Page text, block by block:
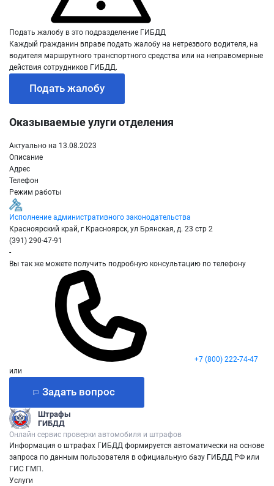
Подать жалобу в это подразделение ГИБДД
Каждый гражданин вправе подать жалобу на нетрезвого водителя, на
водителя маршрутного транспортного средства или на неправомерные
действия сотрудников ГИБДД.
Подать жалобу
Оказываемые улуги отделения
Актуально на 13.08.2023
Описание
Адрес
Телефон
Режим работы
Исполнение административного законодательства
Красноярский край, г Красноярск, ул Брянская, д. 23 стр 2
(391) 290-47-91
-
Вы так же можете получить подробную консультацию по телефону
+7 (800) 222-74-47
или
Задать вопрос
Штрафы
ГИБДД
Онлайн сервис проверки автомобиля и штрафов
Информация о штрафах ГИБДД формируется автоматически на основе
запроса по данным пользователя в официальную базу ГИБДД РФ или
ГИС ГМП.
Услуги